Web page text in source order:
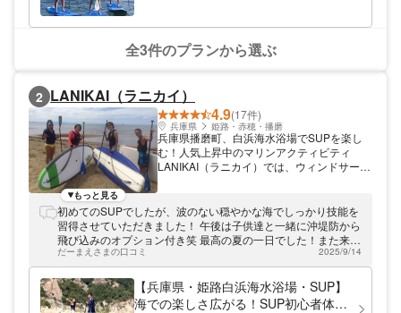
全3件のプランから選ぶ
2 LANIKAI（ラニカイ）
4.9(17件)
兵庫県 姫路・赤穂・播磨
兵庫県播磨町、白浜海水浴場でSUPを楽し
む！人気上昇中のマリンアクティビティ
LANIKAI（ラニカイ）では、ウィンドサーフ
スクールを通して、多くの方に海の楽しさを
伝えることができれば、と考えております。
体験できるアクティビティは初心者でも気軽
にできるものばかりですので、気軽にお越し
くださいね。
もっと見る
初めてのSUPでしたが、波のない穏やかな海でしっかり技能を
習得させていただきました！ 午後は子供達と一緒に沖堤防から
飛び込みのオプション付き笑 最高の夏の一日でした！また来ま
す^^
だーまえさまの口コミ 2025/9/14
【兵庫県・姫路白浜海水浴場・SUP】
海での楽しさ広がる！SUP初心者体験